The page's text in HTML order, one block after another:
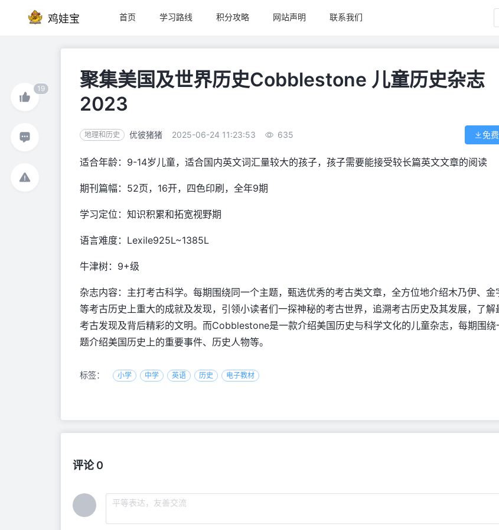
鸡娃宝 首页 学习路线 积分攻略 网站声明 联系我们
聚集美国及世界历史Cobblestone 儿童历史杂志
2023
地理和历史 优彼猪猪 2025-06-24 11:23:53 635 免
适合年龄：9-14岁儿童，适合国内英文词汇量较大的孩子，孩子需要能接受较长篇英文文章的阅读
期刊篇幅：52页，16开，四色印刷，全年9期
学习定位：知识积累和拓宽视野期
语言难度：Lexile925L~1385L
牛津树：9+级
杂志内容：主打考古科学。每期围绕同一个主题，甄选优秀的考古类文章，全方位地介绍木乃伊、金
等考古历史上重大的成就及发现，引领小读者们一探神秘的考古世界，追溯考古历史及其发展，了解
考古发现及背后精彩的文明。而Cobblestone是一款介绍美国历史与科学文化的儿童杂志，每期围绕
题介绍美国历史上的重要事件、历史人物等。
标签： 小学 中学 英语 历史 电子教材
评论 0
19